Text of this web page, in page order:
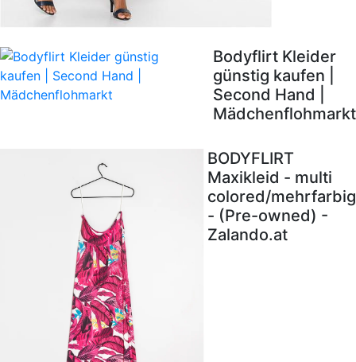
Bodyflirt Kleider
günstig kaufen |
Second Hand |
Mädchenflohmarkt
BODYFLIRT
Maxikleid - multi
colored/mehrfarbig
- (Pre-owned) -
Zalando.at